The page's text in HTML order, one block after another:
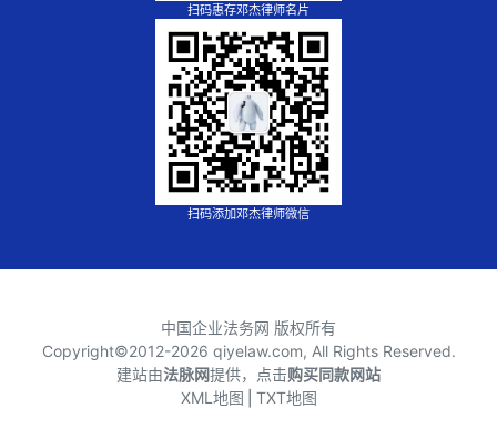
扫码惠存邓杰律师名片
扫码添加邓杰律师微信
中国企业法务网 版权所有
Copyright©2012-2026 qiyelaw.com, All Rights Reserved.
建站由法脉网提供，点击购买同款网站
XML地图 TXT地图